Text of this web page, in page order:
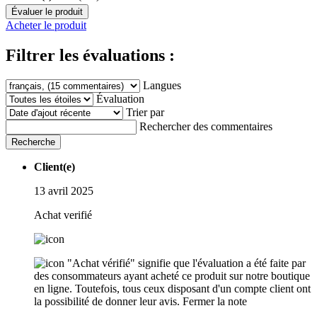
Évaluer le produit
Acheter le produit
Filtrer les évaluations :
Langues
Évaluation
Trier par
Rechercher des commentaires
Recherche
Client(e)
13 avril 2025
Achat verifié
"Achat vérifié" signifie que l'évaluation a été faite par
des consommateurs ayant acheté ce produit sur notre boutique
en ligne. Toutefois, tous ceux disposant d'un compte client ont
la possibilité de donner leur avis. Fermer la note